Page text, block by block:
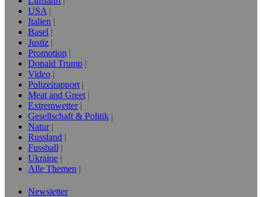
USA
Italien
Basel
Justiz
Promotion
Donald Trump
Video
Polizeirapport
Meat and Greet
Extremwetter
Gesellschaft & Politik
Natur
Russland
Fussball
Ukraine
Alle Themen
Newsletter